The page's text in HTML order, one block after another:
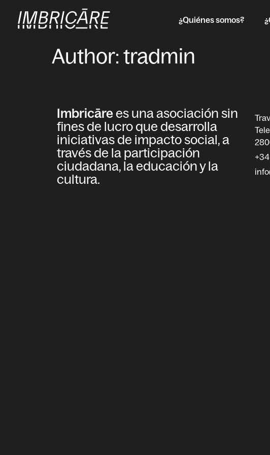
¿Quiénes somos?
Author: tradmin
Imbricārees una asociación sin
fines de lucro que desarrolla
iniciativas de impacto social, a
través de la participación
ciudadana, la educación y la
cultura.
+34